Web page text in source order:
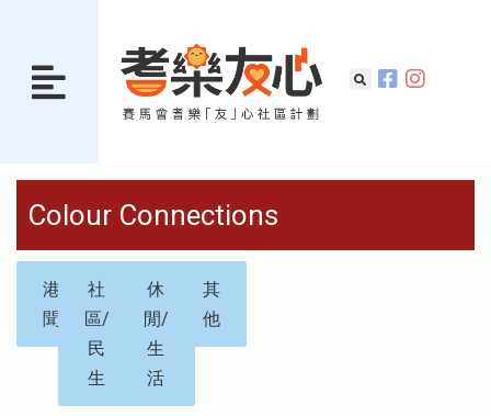
Colour Connections
港
聞
社
區/
民
生
休
閒/
生
活
其
他